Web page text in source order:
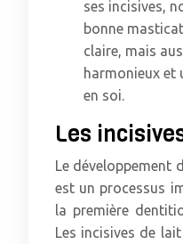
ses incisives,
bonne
claire, mais
harmonieux et
en soi.
Les
Le développement
est un processus
la première
Les incisives de